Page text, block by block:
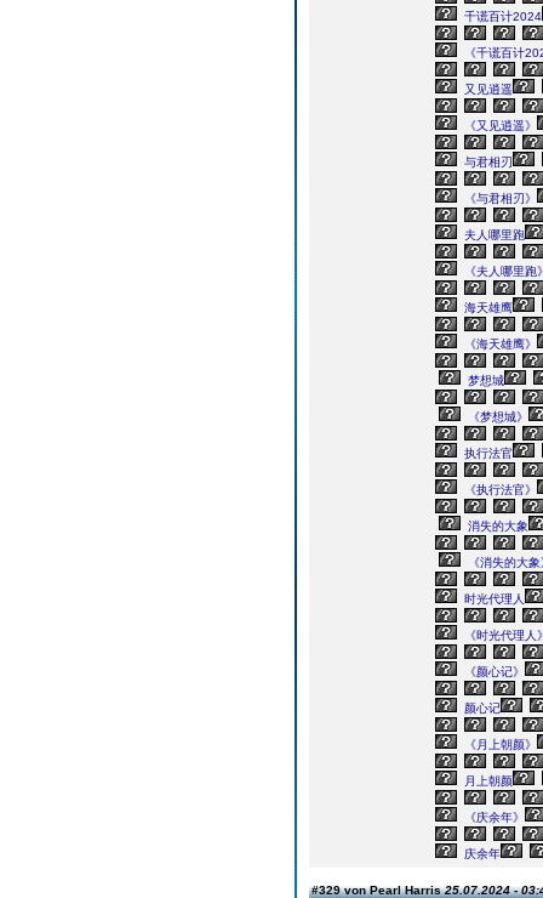
千谎百计2024
《千谎百计
又见逍遥
《又见逍遥》
与君相刃
《与君相刃》
夫人哪里跑
《夫人哪里跑
海天雄鹰
《海天雄鹰》
梦想城
《梦想城》
执行法官
《执行法官》
消失的大象
《消失的大象
时光代理人
《时光代理人
《颜心记》
颜心记
《月上朝颜》
月上朝颜
《庆余年》
庆余年
#329 von Pearl Harris25.07.2024 -